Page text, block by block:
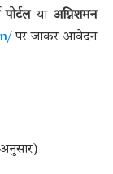
या अग्निशमन
पर जाकर आवेदन